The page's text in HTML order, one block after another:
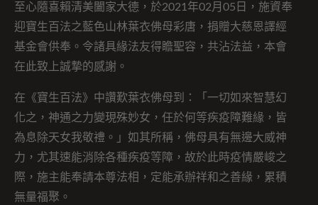
至心隨喜賴清美闔家大德，於2021年02月05日，施資奉
迎寶生百法之藍色山林葉衣佛母彩唐，捐贈大慈恩譯經
基金會供奉。令諸具緣法友得瞻聖容，共沾法益，本會
在此致上誠摯的感謝。
在《寶生百法》中讚歎葉衣佛母到：「一切如來智慧幻
化之，神通之力變現殊妙女，任於何等疾疫障難緣，皆
為息除天女我敬禮。」如其所稱，佛母具有無邊大威神
力，尤其速能消除各種疾疫等障，故於此時疫情嚴峻之
際，施主能奉請本尊法相，定能承辦祥和之善緣，累積
無量福聚。